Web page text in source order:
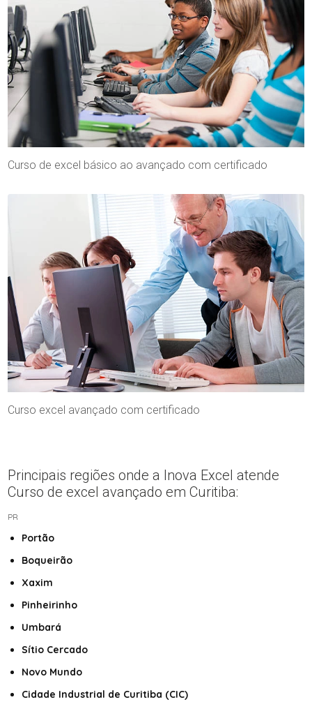
Curso de excel básico ao avançado com certificado
Curso excel avançado com certificado
Principais regiões onde a Inova Excel atende
Curso de excel avançado em Curitiba:
PR
Portão
Boqueirão
Xaxim
Pinheirinho
Umbará
Sítio Cercado
Novo Mundo
Cidade Industrial de Curitiba (CIC)